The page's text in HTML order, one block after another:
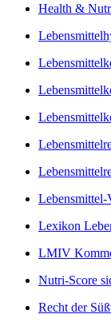
Health &
Lebensmittel-
Lexikon
LMIV
Nutri-Score
Recht der